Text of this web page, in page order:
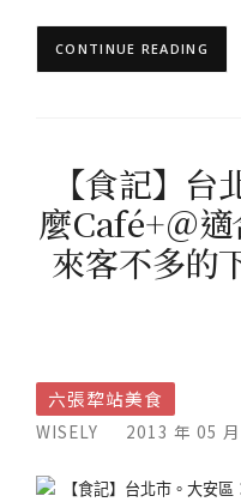
CONTINUE READING
【食記】
麼Café+＠
來客不多的
六張犂站美食
WISELY 2013 年 05